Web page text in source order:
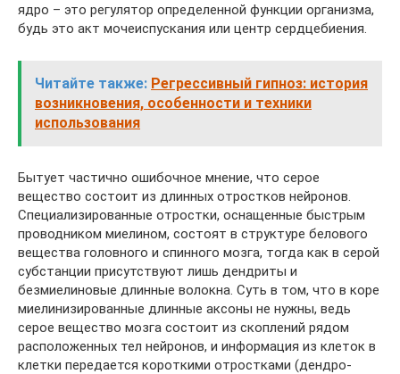
ядро – это регулятор определенной функции организма,
будь это акт мочеиспускания или центр сердцебиения.
Читайте также: Регрессивный гипноз: история
возникновения, особенности и техники
использования
Бытует частично ошибочное мнение, что серое
вещество состоит из длинных отростков нейронов.
Специализированные отростки, оснащенные быстрым
проводником миелином, состоят в структуре белового
вещества головного и спинного мозга, тогда как в серой
субстанции присутствуют лишь дендриты и
безмиелиновые длинные волокна. Суть в том, что в коре
миелинизированные длинные аксоны не нужны, ведь
серое вещество мозга состоит из скоплений рядом
расположенных тел нейронов, и информация из клеток в
клетки передается короткими отростками (дендро-